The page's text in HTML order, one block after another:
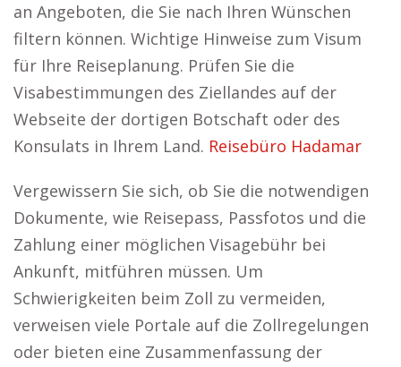
an Angeboten, die Sie nach Ihren Wünschen
filtern können. Wichtige Hinweise zum Visum
für Ihre Reiseplanung. Prüfen Sie die
Visabestimmungen des Ziellandes auf der
Webseite der dortigen Botschaft oder des
Konsulats in Ihrem Land. Reisebüro Hadamar
Vergewissern Sie sich, ob Sie die notwendigen
Dokumente, wie Reisepass, Passfotos und die
Zahlung einer möglichen Visagebühr bei
Ankunft, mitführen müssen. Um
Schwierigkeiten beim Zoll zu vermeiden,
verweisen viele Portale auf die Zollregelungen
oder bieten eine Zusammenfassung der